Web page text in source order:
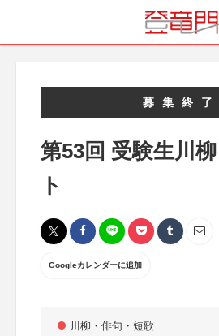
募集終了
第53回 受験生川
ト
Googleカレンダーに追加
川柳・俳句・短歌